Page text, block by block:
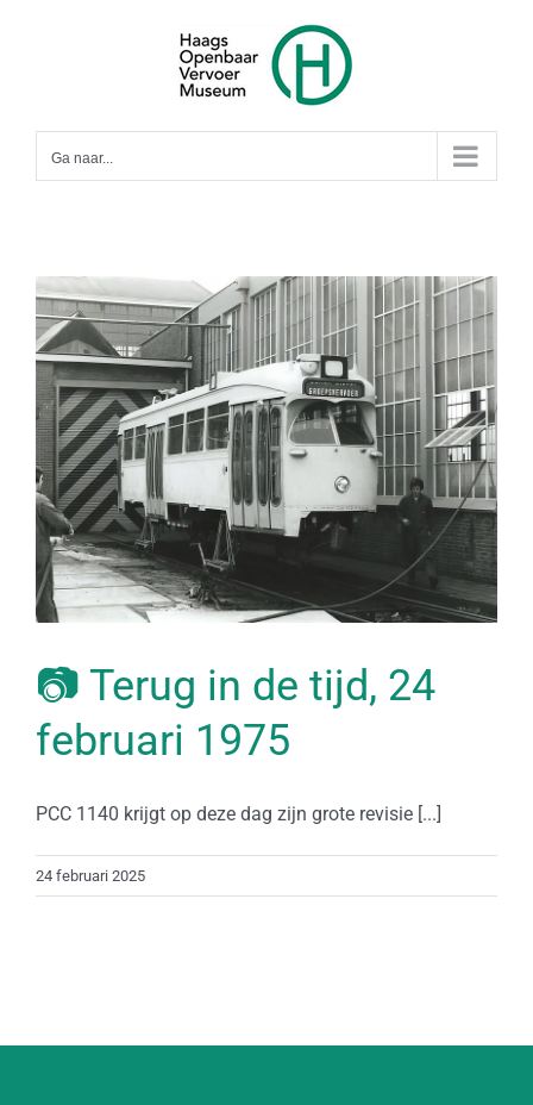
Ga naar...
📷 Terug in de tijd, 24
februari 1975
PCC 1140 krijgt op deze dag zijn grote revisie [...]
24 februari 2025